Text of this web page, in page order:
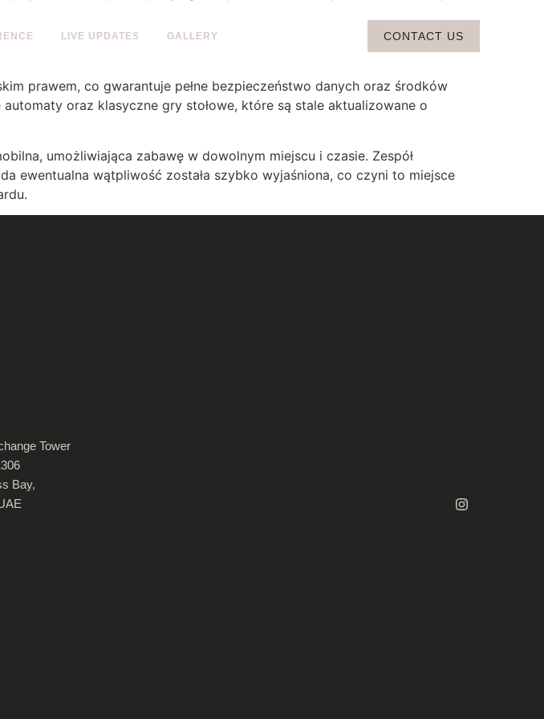
LIVE UPDATES GALLERY CONTACT US
prawem, co gwarantuje pełne bezpieczeństwo danych oraz środków
oraz klasyczne gry stołowe, które są stale aktualizowane o
umożliwiająca zabawę w dowolnym miejscu i czasie. Zespół
ewentualna wątpliwość została szybko wyjaśniona, co czyni to miejsce
Tower
Bay,